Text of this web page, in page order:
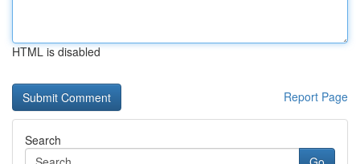
HTML is disabled
Report Page
Search